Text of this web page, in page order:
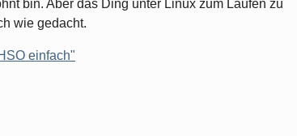
bin. Aber das Ding unter Linux zum Laufen zu
wie gedacht.
einfach"